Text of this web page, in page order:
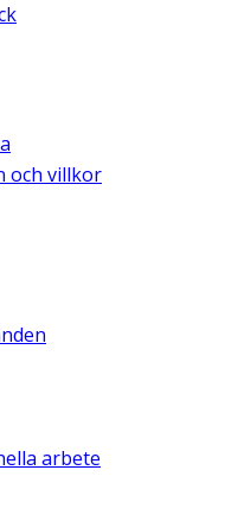
och villkor
arbete